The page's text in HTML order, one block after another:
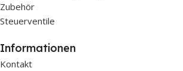
Zubehör
Steuerventile
Informationen
Kontakt